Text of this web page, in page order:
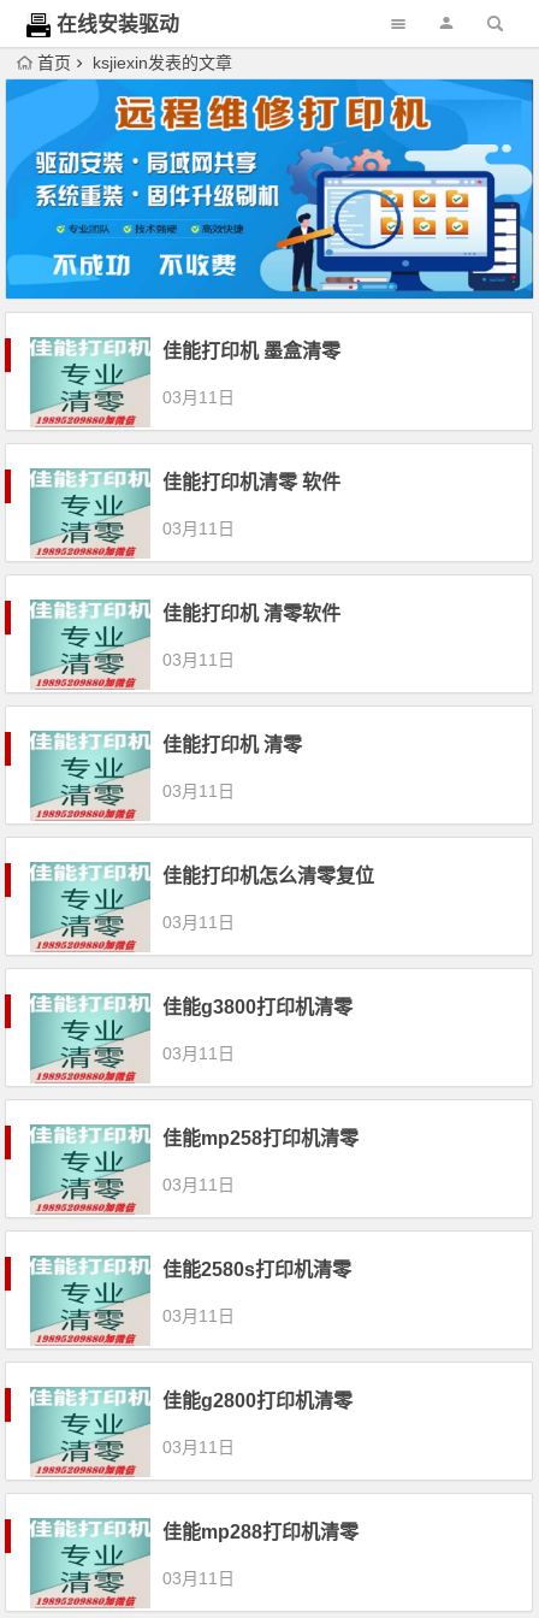
在线安装驱动
网首页 ksjiexin发表的文章
佳能打印机 墨盒清零
03月11日
佳能打印机清零 软件
03月11日
佳能打印机 清零软件
03月11日
佳能打印机 清零
03月11日
佳能打印机怎么清零复位
03月11日
佳能g3800打印机清零
03月11日
佳能mp258打印机清零
03月11日
佳能2580s打印机清零
03月11日
佳能g2800打印机清零
03月11日
佳能mp288打印机清零
03月11日